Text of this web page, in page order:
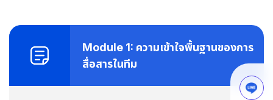
Module 1: ความเข้าใจพื้นฐานของการ
สื่อสารในทีม